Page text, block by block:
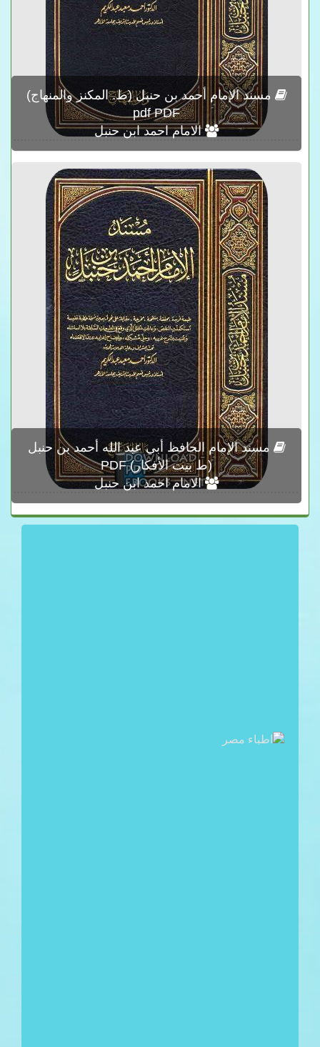
مسند الإمام أحمد بن حنبل (ط. المكنز والمنهاج)
pdf PDF
الامام احمد ابن حنبل
مسند الإمام الحافظ أبي عبد الله أحمد بن حنبل
(ط بيت الأفكار) PDF
الامام احمد ابن حنبل